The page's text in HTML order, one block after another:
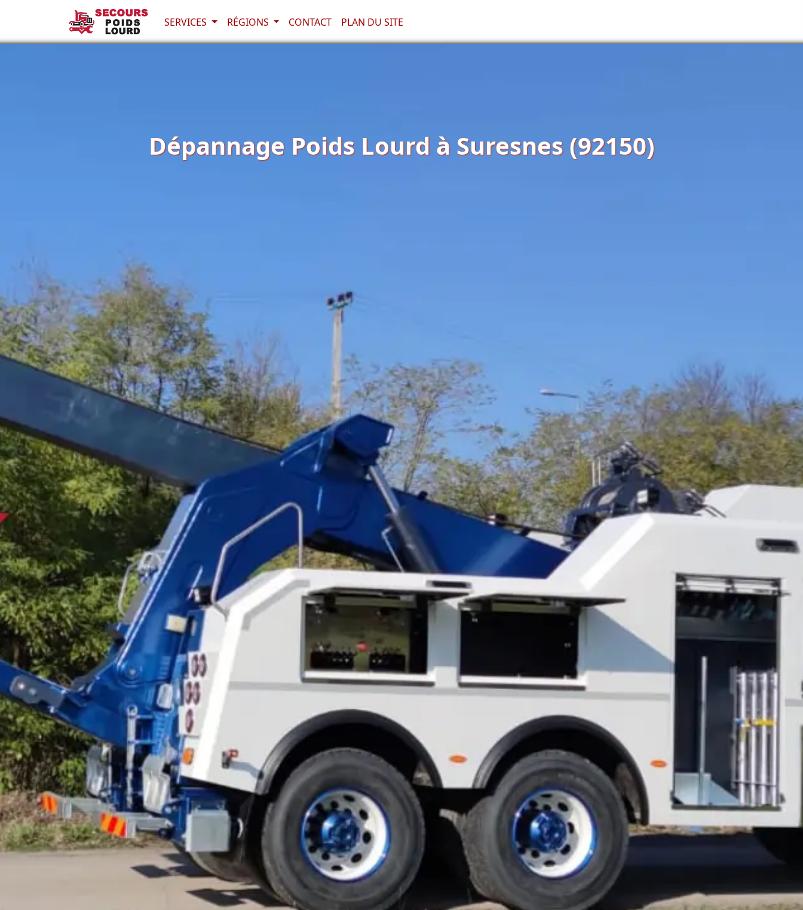
SERVICES RÉGIONS CONTACT PLAN DU SITE
Dépannage Poids Lourd à Suresnes (92150)